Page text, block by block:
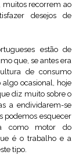
muitos recorrem ao
desejos de
estão de
que, se antes era
de consumo
ocasional, hoje
diz muito sobre o
a endividarem-se
podemos esquecer
como motor do
é o trabalho e a
tipo.